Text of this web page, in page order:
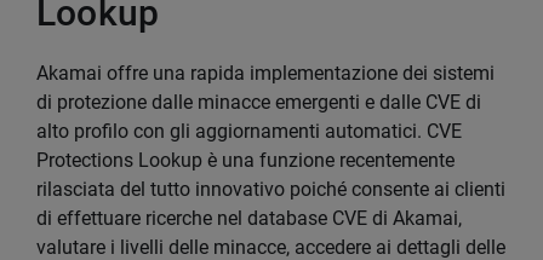
Lookup
Akamai offre una rapida implementazione dei sistemi
di protezione dalle minacce emergenti e dalle CVE di
alto profilo con gli aggiornamenti automatici. CVE
Protections Lookup è una funzione recentemente
rilasciata del tutto innovativo poiché consente ai clienti
di effettuare ricerche nel database CVE di Akamai,
valutare i livelli delle minacce, accedere ai dettagli delle